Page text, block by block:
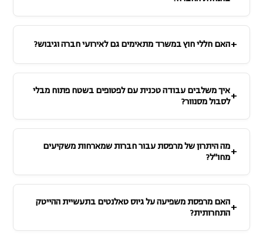
האם חללי חוץ במשרד מתאימים גם לאירועי חברה וגיבוש?
איך משלבים עבודה טכנית עם לפטופים בשטח פתוח מבלי
לסבול מסנוור?
מה היתרון של מרפסת עבור חברות שמארחות משקיעים
מחו"ל?
האם מרפסת משפיעה על גיוס טאלנטים בתעשיית ההייטק
התחרותית?